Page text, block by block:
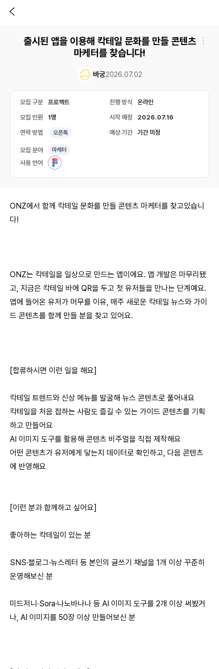
출시된 앱을 이용해 칵테일 문화를 만들 콘텐츠
마케터를 찾습니다!
바궁2026.07.02
모집 구분 프로젝트 진행 방식 온라인
모집 인원 1명 시작 예정 2026.07.16
연락 방법 오픈톡 예상 기간 기간 미정
모집 분야 마케터
사용 언어
ONZ에서 함께 칵테일 문화를 만들 콘텐츠 마케터를 찾고있습니
다!
ONZ는 칵테일을 일상으로 만드는 앱이에요. 앱 개발은 마무리됐
고, 지금은 칵테일 바에 QR을 두고 첫 유저들을 만나는 단계예요.
앱에 들어온 유저가 머무를 이유, 매주 새로운 칵테일 뉴스와 가이
드 콘텐츠를 함께 만들 분을 찾고 있어요.
[합류하시면 이런 일을 해요]
칵테일 트렌드와 신상 메뉴를 발굴해 뉴스 콘텐츠로 풀어내요
칵테일을 처음 접하는 사람도 즐길 수 있는 가이드 콘텐츠를 기획
하고 만들어요
AI 이미지 도구를 활용해 콘텐츠 비주얼을 직접 제작해요
어떤 콘텐츠가 유저에게 닿는지 데이터로 확인하고, 다음 콘텐츠
에 반영해요
[이런 분과 함께하고 싶어요]
좋아하는 칵테일이 있는 분
SNS·블로그·뉴스레터 등 본인의 글쓰기 채널을 1개 이상 꾸준히
운영해보신 분
미드저니·Sora·나노바나나 등 AI 이미지 도구를 2개 이상 써봤거
나, AI 이미지를 50장 이상 만들어보신 분